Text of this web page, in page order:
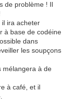
de problème ! Il
il ira acheter
à base de codéine
dans
les soupçons
mélangera à de
à café, et il